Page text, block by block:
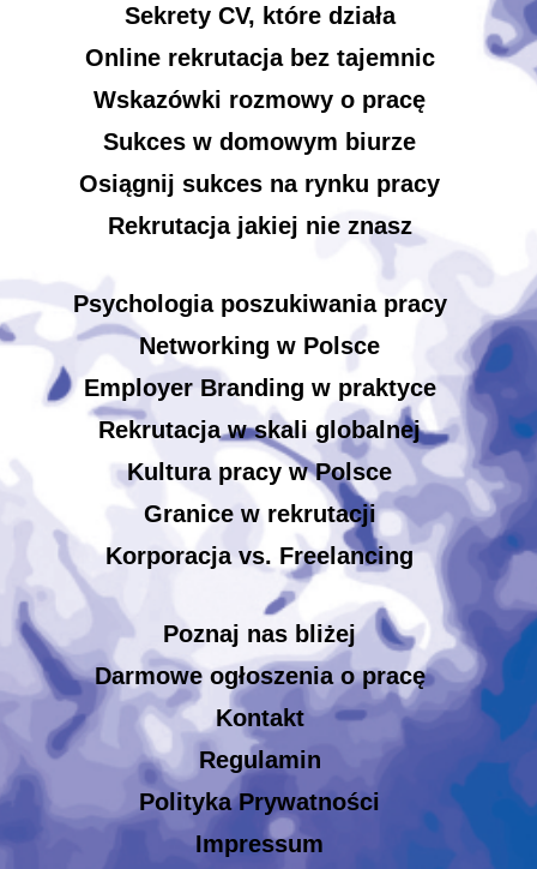
Sekrety CV, które działa
Online rekrutacja bez tajemnic
Wskazówki rozmowy o pracę
Sukces w domowym biurze
Osiągnij sukces na rynku pracy
Rekrutacja jakiej nie znasz
Psychologia poszukiwania pracy
Networking w Polsce
Employer Branding w praktyce
Rekrutacja w skali globalnej
Kultura pracy w Polsce
Granice w rekrutacji
Korporacja vs. Freelancing
Poznaj nas bliżej
Darmowe ogłoszenia o pracę
Kontakt
Regulamin
Polityka Prywatności
Impressum